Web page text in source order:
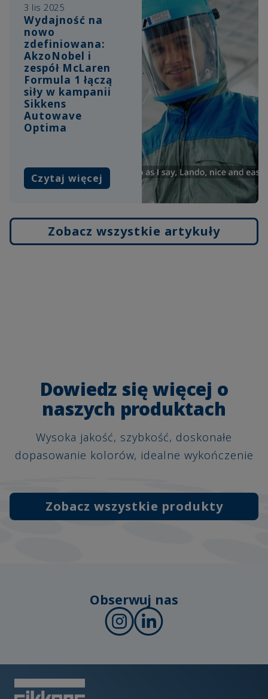
3 lis 2025
Wydajność na
nowo
zdefiniowana:
AkzoNobel i
zespół McLaren
Formula 1 łączą
siły w kampanii
Sikkens
Autowave
Optima
Czytaj więcej
Zobacz wszystkie artykuły
Dowiedz się więcej o
naszych produktach
Wysoka jakość, szybkość, doskonałe
dopasowanie kolorów, idealne wykończenie
Zobacz wszystkie produkty
Obserwuj nas